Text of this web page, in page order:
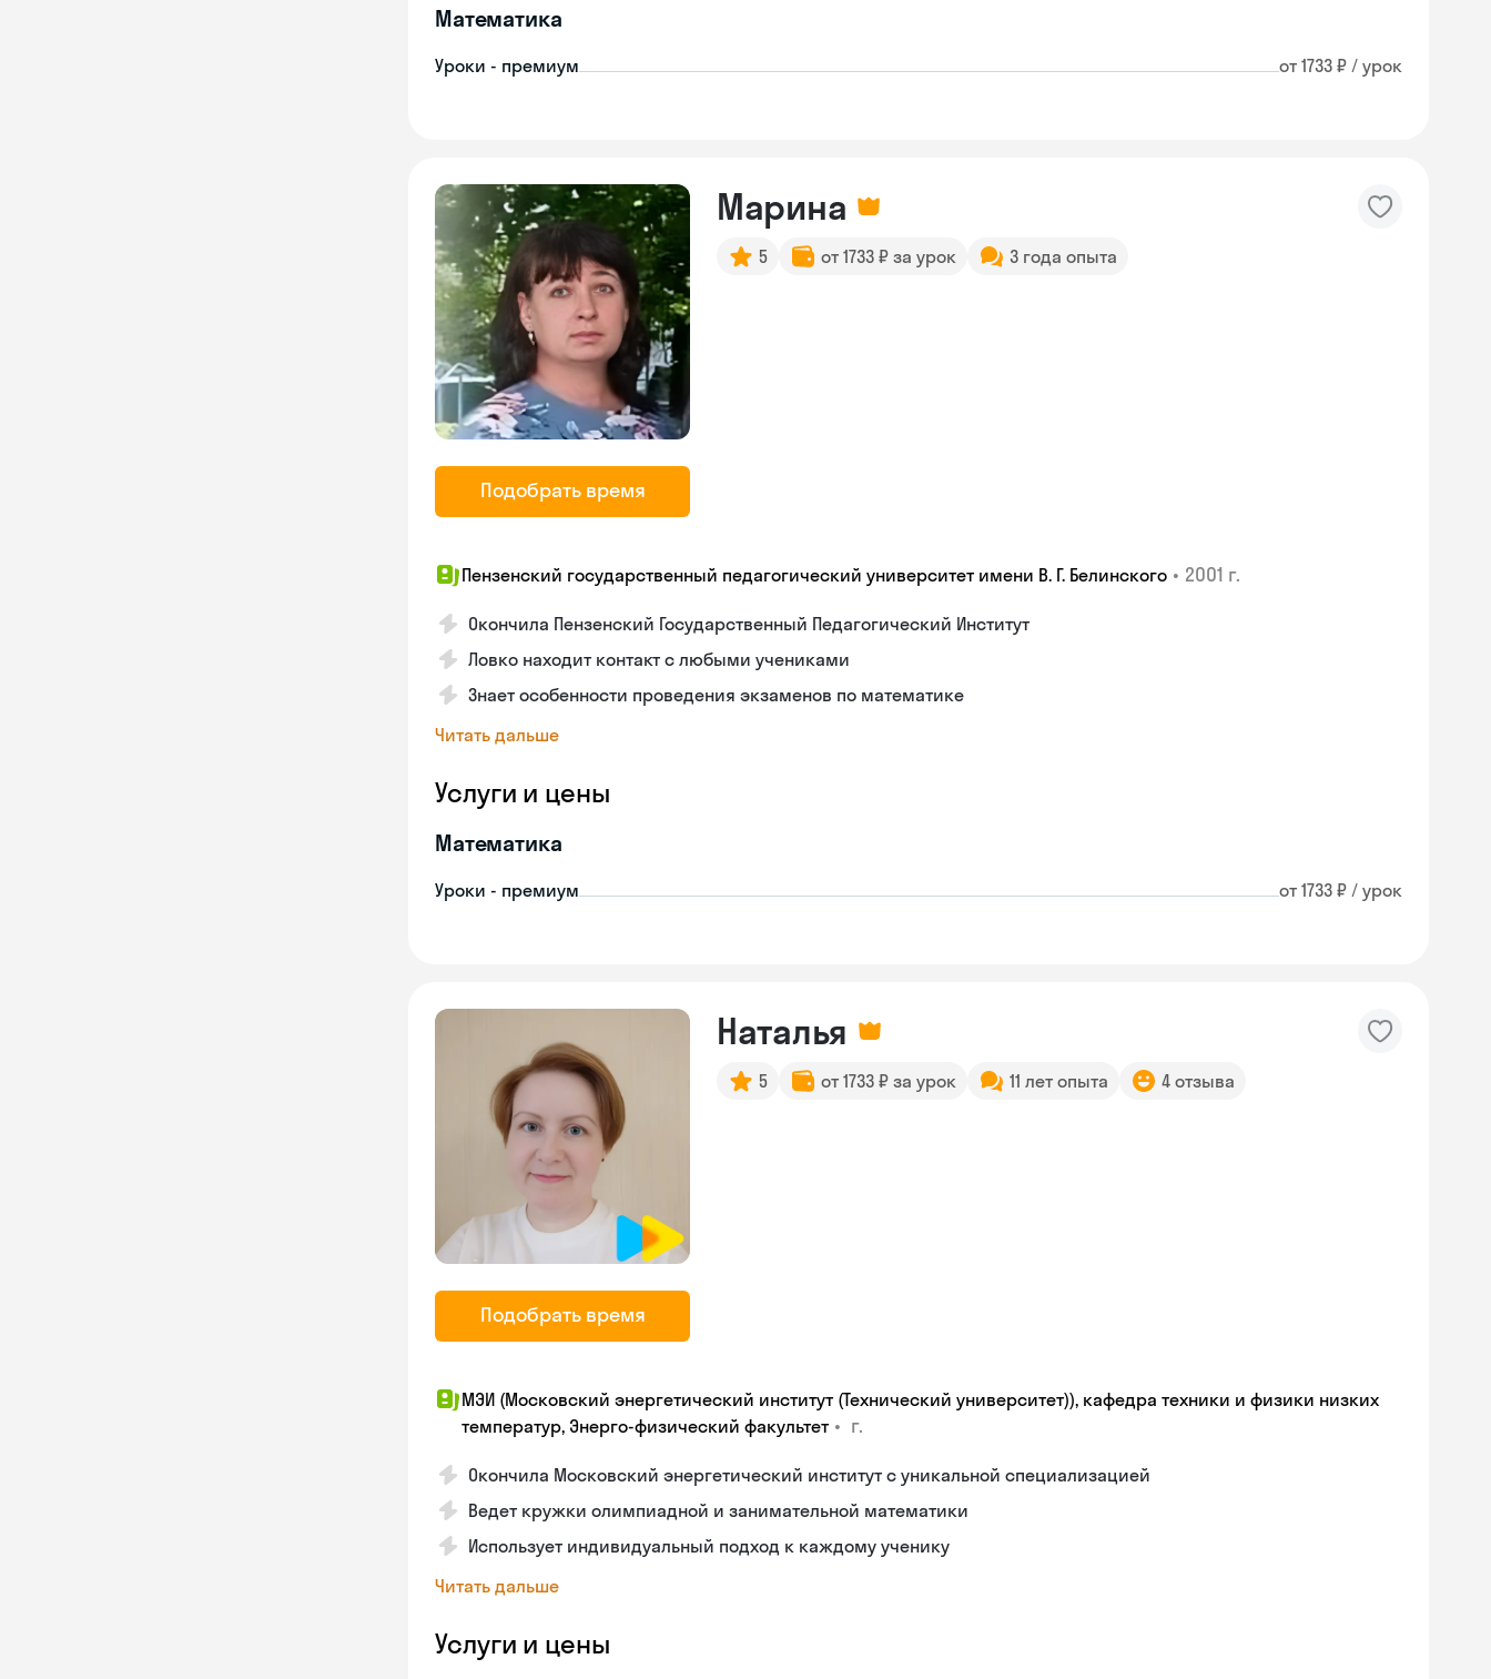
Математика
Уроки - премиум от 1733 ₽ / урок
Подобрать время
Марина
5 от 1733 ₽ за урок 3 года опыта
Пензенский государственный педагогический университет имени В. Г. Белинского • 2001 г.
Окончила Пензенский Государственный Педагогический Институт
Ловко находит контакт с любыми учениками
Знает особенности проведения экзаменов по математике
Читать дальше
Услуги и цены
Математика
Уроки - премиум от 1733 ₽ / урок
Подобрать время
Наталья
5 от 1733 ₽ за урок 11 лет опыта 4 отзыва
МЭИ (Московский энергетический институт (Технический университет)), кафедра техники и физики низких
температур, Энерго-физический факультет • г.
Окончила Московский энергетический институт с уникальной специализацией
Ведет кружки олимпиадной и занимательной математики
Использует индивидуальный подход к каждому ученику
Читать дальше
Услуги и цены